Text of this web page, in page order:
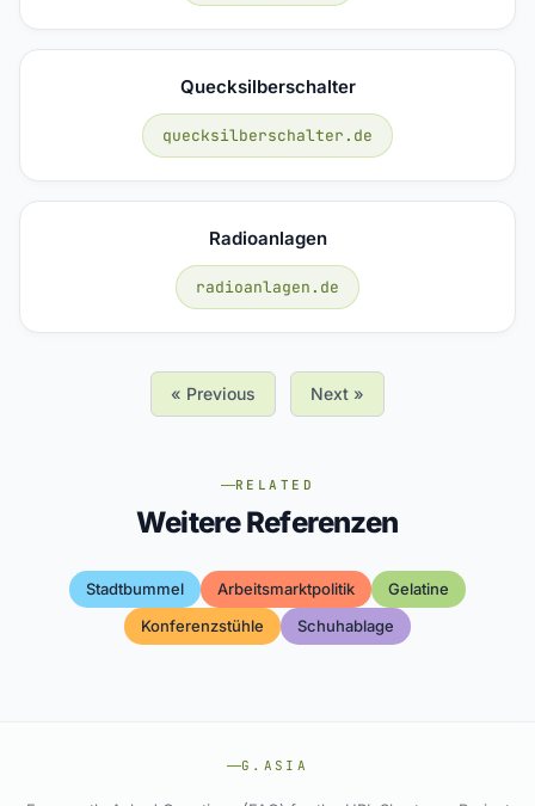
Quecksilberschalter
quecksilberschalter.de
Radioanlagen
radioanlagen.de
« Previous Next »
RELATED
Weitere Referenzen
Stadtbummel Arbeitsmarktpolitik
Gelatine
Konferenzstühle
Schuhablage
G.ASIA